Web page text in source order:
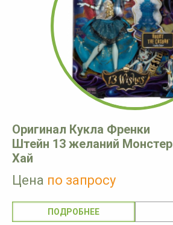
Оригинал Кукла Френки
Штейн 13 желаний Монстер
Хай
Цена по запросу
ПОДРОБНЕЕ